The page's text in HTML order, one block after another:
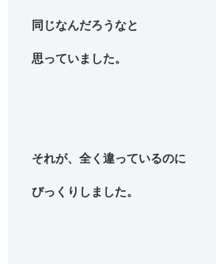
同じなんだろうなと
思っていました。
それが、全く違っているのに
びっくりしました。